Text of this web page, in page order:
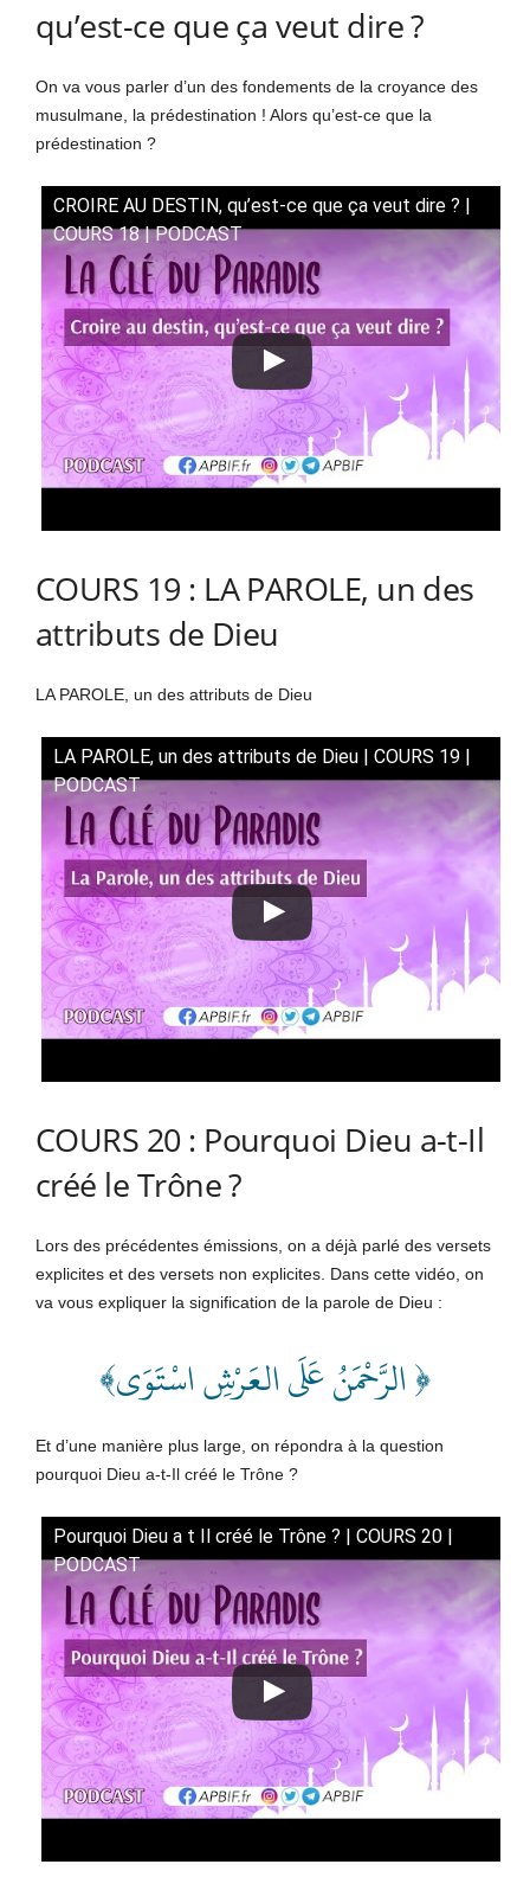
qu’est-ce que ça veut dire ?
On va vous parler d’un des fondements de la croyance des
musulmane, la prédestination ! Alors qu’est-ce que la
prédestination ?
CROIRE AU DESTIN, qu’est-ce que ça veut dire ? |
COURS 18 | PODCAST
COURS 19 : LA PAROLE, un des
attributs de Dieu
LA PAROLE, un des attributs de Dieu
LA PAROLE, un des attributs de Dieu | COURS 19 |
PODCAST
COURS 20 : Pourquoi Dieu a-t-Il
créé le Trône ?
Lors des précédentes émissions, on a déjà parlé des versets
explicites et des versets non explicites. Dans cette vidéo, on
va vous expliquer la signification de la parole de Dieu :
﴿ الرَّحْمَنُ عَلَى العَرْشِ اسْتَوَى﴾
Et d’une manière plus large, on répondra à la question
pourquoi Dieu a-t-Il créé le Trône ?
Pourquoi Dieu a t Il créé le Trône ? | COURS 20 |
PODCAST